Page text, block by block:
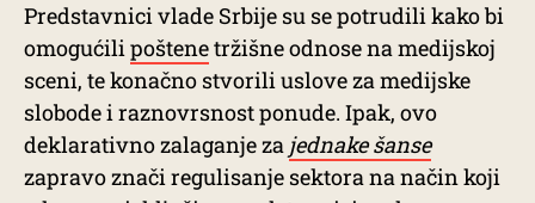
Predstavnici vlade Srbije su se potrudili kako bi
omogućilipoštenetržišne odnose na medijskoj
sceni, te konačno stvorili uslove za medijske
slobode i raznovrsnost ponude. Ipak, ovo
deklarativno zalaganje za jednake šanse
zapravo znači regulisanje sektora na način koji